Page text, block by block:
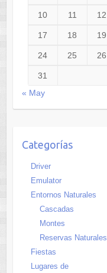
10 11 12
17 18 19
24 25 26
31
« May
Categorías
Driver
Emulator
Entornos Naturales
Cascadas
Montes
Reservas Naturales
Fiestas
Lugares de